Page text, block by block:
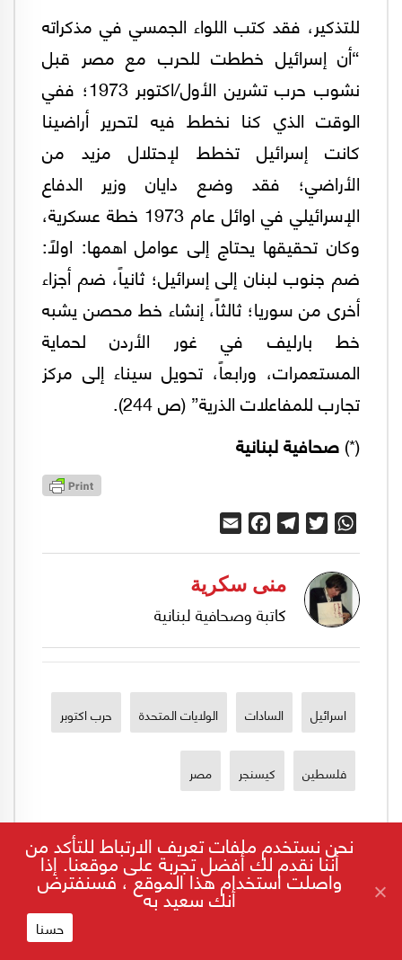
للتذكير، فقد كتب اللواء الجمسي في مذكراته
“أن إسرائيل خططت للحرب مع مصر قبل
نشوب حرب تشرين الأول/اكتوبر 1973؛ ففي
الوقت الذي كنا نخطط فيه لتحرير أراضينا
كانت إسرائيل تخطط لإحتلال مزيد من
الأراضي؛ فقد وضع دايان وزير الدفاع
الإسرائيلي في اوائل عام 1973 خطة عسكرية،
وكان تحقيقها يحتاج إلى عوامل اهمها: اولاً:
ضم جنوب لبنان إلى إسرائيل؛ ثانياً، ضم أجزاء
أخرى من سوريا؛ ثالثاً، إنشاء خط محصن يشبه
خط بارليف في غور الأردن لحماية
المستعمرات، ورابعاً، تحويل سيناء إلى مركز
تجارب للمفاعلات الذرية” (ص 244).
(*)صحافية لبنانية
WhatsApp
Twitter
Telegram
Facebook
منى سكرية
كاتبة وصحافية لبنانية
اسرائيل السادات الولايات المتحدة حرب اكتوبر
فلسطين كيسنجر مصر
نحن نستخدم ملفات تعريف الارتباط للتأكد من
أننا نقدم لك أفضل تجربة على موقعنا. إذا
واصلت استخدام هذا الموقع ، فسنفترض
أنك سعيد به
حسنا